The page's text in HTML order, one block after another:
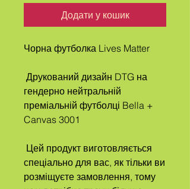
Додати у кошик
Чорна футболка Lives Matter
гендерно нейтральній
преміальній футболці Bella +
Canvas 3001
спеціально для вас, як тільки ви
розміщуєте замовлення, тому